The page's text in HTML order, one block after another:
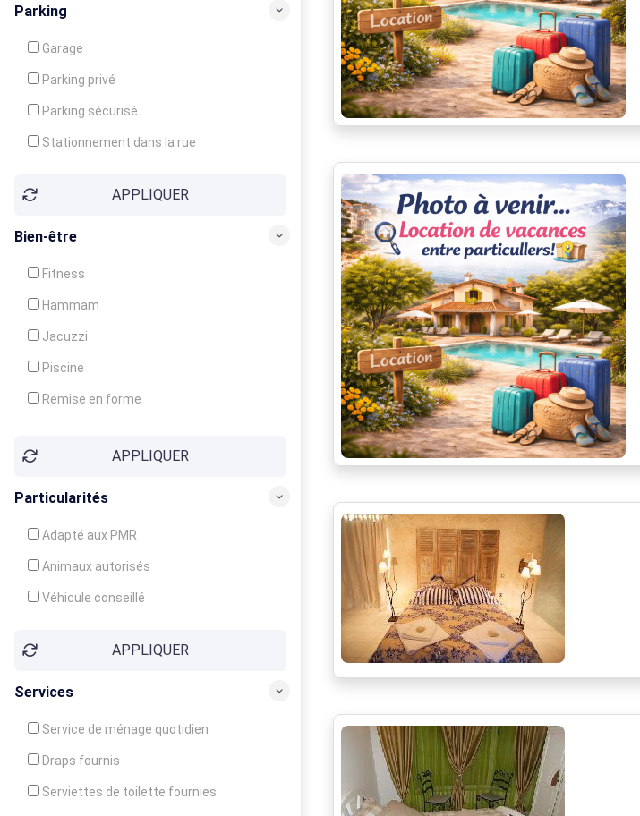
Parking
Garage
Parking privé
Parking sécurisé
Stationnement dans la rue
APPLIQUER
Bien-être
Fitness
Hammam
Jacuzzi
Piscine
Remise en forme
Soins du corpsAPPLIQUER
Particularités
Adapté aux PMR
Animaux autorisés
Véhicule conseillé
APPLIQUER
Services
Service de ménage quotidien
Draps fournis
Serviettes de toilette fournies